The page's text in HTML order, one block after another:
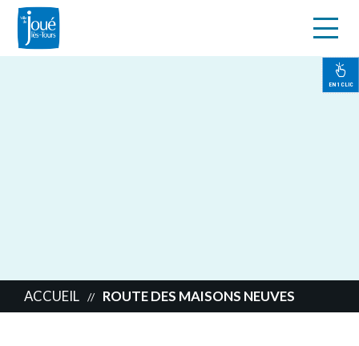
EN 1 CLIC
ACCUEIL // ROUTE DES MAISONS NEUVES